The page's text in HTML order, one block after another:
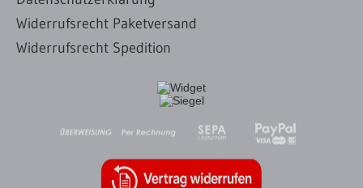
Widerrufsrecht Paketversand
Widerrufsrecht Spedition